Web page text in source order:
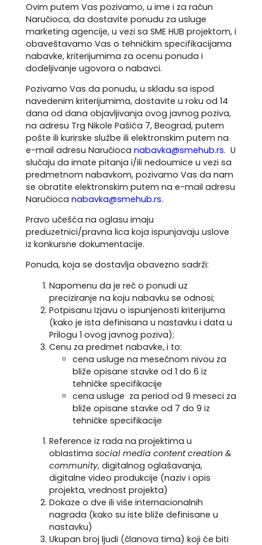
Ovim putem Vas pozivamo, u ime i za račun
Naručioca, da dostavite ponudu za usluge
marketing agencije, u vezi sa SME HUB projektom, i
obaveštavamo Vas o tehničkim specifikacijama
nabavke, kriterijumima za ocenu ponuda i
dodeljivanje ugovora o nabavci.
Pozivamo Vas da ponudu, u skladu sa ispod
navedenim kriterijumima, dostavite u roku od 14
dana od dana objavljivanja ovog javnog poziva,
na adresu Trg Nikole Pašića 7, Beograd, putem
pošte ili kurirske službe ili elektronskim putem na
e-mail adresu Naručioca nabavka@smehub.rs. U
slučaju da imate pitanja i/ili nedoumice u vezi sa
predmetnom nabavkom, pozivamo Vas da nam
se obratite elektronskim putem na e-mail adresu
Naručioca nabavka@smehub.rs.
Pravo učešća na oglasu imaju
preduzetnici/pravna lica koja ispunjavaju uslove
iz konkursne dokumentacije.
Ponuda, koja se dostavlja obavezno sadrži:
Napomenu da je reč o ponudi uz
preciziranje na koju nabavku se odnosi;
Potpisanu Izjavu o ispunjenosti kriterijuma
(kako je ista definisana u nastavku i data u
Prilogu 1 ovog javnog poziva);
Cenu za predmet nabavke, i to:
cena usluge na mesečnom nivou za
bliže opisane stavke od 1 do 6 iz
tehničke specifikacije
cena usluge za period od 9 meseci za
bliže opisane stavke od 7 do 9 iz
tehničke specifikacije
Reference iz rada na projektima u
oblastima social media content creation &
community, digitalnog oglašavanja,
digitalne video produkcije (naziv i opis
projekta, vrednost projekta)
Dokaze o dve ili više internacionalnih
nagrada (kako su iste bliže definisane u
nastavku)
Ukupan broj ljudi (članova tima) koji će biti